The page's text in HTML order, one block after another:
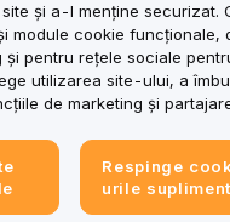
și a-l menține securizat.
module cookie funcționale,
și pentru rețele sociale
utilizarea site-ului, a
de marketing și
Respinge
urile